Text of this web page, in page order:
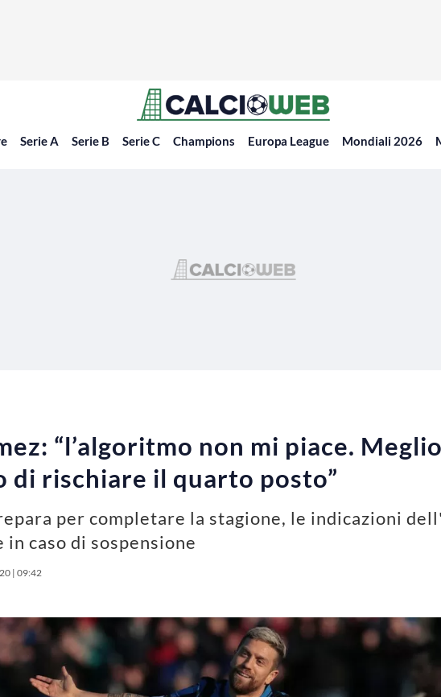
Serie A Serie B Serie C Champions Europa League Mondiali 2026
“l’algoritmo non mi piace.
di rischiare il quarto posto”
per completare la stagione, le indicazioni
caso di sospensione
| 09:42